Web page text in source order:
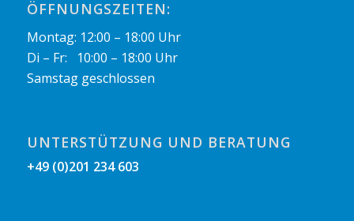
ÖFFNUNGSZEITEN:
Montag: 12:00 – 18:00 Uhr
Di – Fr: 10:00 – 18:00 Uhr
Samstag geschlossen
UNTERSTÜTZUNG UND BERATUNG
+49 (0)201 234 603